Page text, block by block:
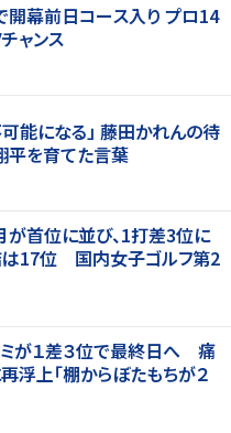
開幕前日コース入り プロ14
ャンス
能になる」 藤田かれんの待
平を育てた言葉
首位に並び、1打差3位に
は17位 国内女子ゴルフ第2
ミが１差３位で最終日へ 痛
浮上「棚からぼたもちが２